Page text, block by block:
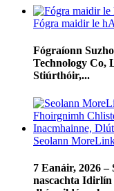
Fógra maidir le
Fógraíonn
Technology Co,
Stiúrthóir,...
Seolann
7 Eanáir, 2026
nascachta